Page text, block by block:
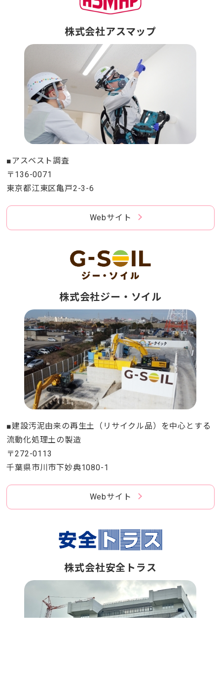
株式会社アスマップ
■アスベスト調査
〒136-0071
東京都江東区亀戸2-3-6
Webサイト
株式会社ジー・ソイル
■建設汚泥由来の再生土（リサイクル品）を中心とする
流動化処理土の製造
〒272-0113
千葉県市川市下妙典1080-1
Webサイト
株式会社安全トラス